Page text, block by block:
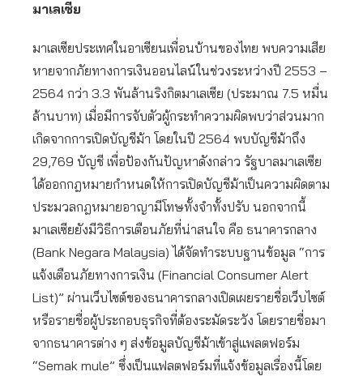
มาเลเซีย
มาเลเซียประเทศในอาเซียนเพื่อนบ้านของไทย พบความเสีย
หายจากภัยทางการเงินออนไลน์ในช่วงระหว่างปี 2553 –
2564 กว่า 3.3 พันล้านริงกิตมาเลเซีย (ประมาณ 7.5 หมื่น
ล้านบาท) เมื่อมีการจับตัวผู้กระทำความผิดพบว่าส่วนมาก
เกิดจากการเปิดบัญชีม้า โดยในปี 2564 พบบัญชีม้าถึง
29,769 บัญชี เพื่อป้องกันปัญหาดังกล่าว รัฐบาลมาเลเซีย
ได้ออกกฎหมายกำหนดให้การเปิดบัญชีม้าเป็นความผิดตาม
ประมวลกฎหมายอาญามีโทษทั้งจำทั้งปรับ นอกจากนี้
มาเลเซียยังมีวิธีการเตือนภัยที่น่าสนใจ คือ ธนาคารกลาง
(Bank Negara Malaysia) ได้จัดทำระบบฐานข้อมูล “การ
แจ้งเตือนภัยทางการเงิน (Financial Consumer Alert
List)” ผ่านเว็บไซต์ของธนาคารกลางเปิดเผยรายชื่อเว็บไซต์
หรือรายชื่อผู้ประกอบธุรกิจที่ต้องระมัดระวัง โดยรายชื่อมา
จากธนาคารต่าง ๆ ส่งข้อมูลบัญชีม้าเข้าสู่แพลตฟอร์ม
“Semak mule” ซึ่งเป็นแฟลตฟอร์มที่แจ้งข้อมูลเรื่องนี้โดย